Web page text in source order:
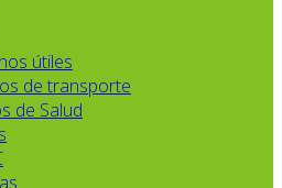
útiles
de transporte
de Salud